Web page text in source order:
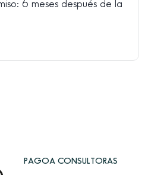
6 meses después de la
PAGOA CONSULTORAS